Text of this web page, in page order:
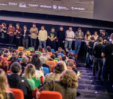
l-a aruncat la
de la început: nu
ci despre